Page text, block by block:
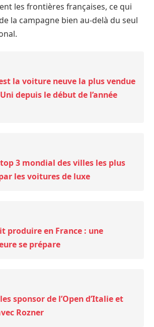
les frontières françaises, ce qui
la campagne bien au-delà du seul
est la voiture neuve la plus vendue
depuis le début de l’année
3 mondial des villes les plus
les voitures de luxe
produire en France : une
se prépare
sponsor de l’Open d’Italie et
Rozner